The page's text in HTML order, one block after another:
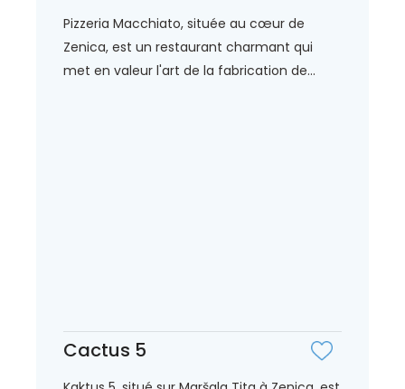
Pizzeria Macchiato, située au cœur de
Zenica, est un restaurant charmant qui
met en valeur l'art de la fabrication de...
Cactus 5